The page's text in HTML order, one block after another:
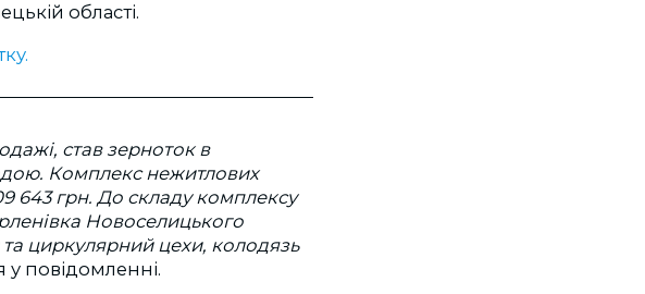
області.
став зерноток в
Комплекс нежитлових
643 грн. До складу комплексу
Новоселицького
циркулярний цехи, колодязь
у повідомленні.